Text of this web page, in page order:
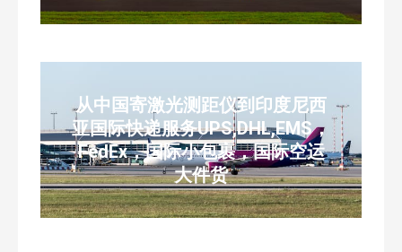
从中国寄激光测距仪到印度尼西
亚国际快递服务UPS,DHL,EMS，
FedEx，国际小包裹，国际空运
大件货